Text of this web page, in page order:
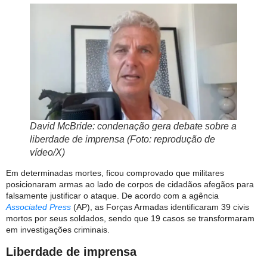
David McBride: condenação gera debate sobre a
liberdade de imprensa (Foto: reprodução de
vídeo/X)
Em determinadas mortes, ficou comprovado que militares
posicionaram armas ao lado de corpos de cidadãos afegãos para
falsamente justificar o ataque. De acordo com a agência
Associated Press (AP), as Forças Armadas identificaram 39 civis
mortos por seus soldados, sendo que 19 casos se transformaram
em investigações criminais.
Liberdade de imprensa